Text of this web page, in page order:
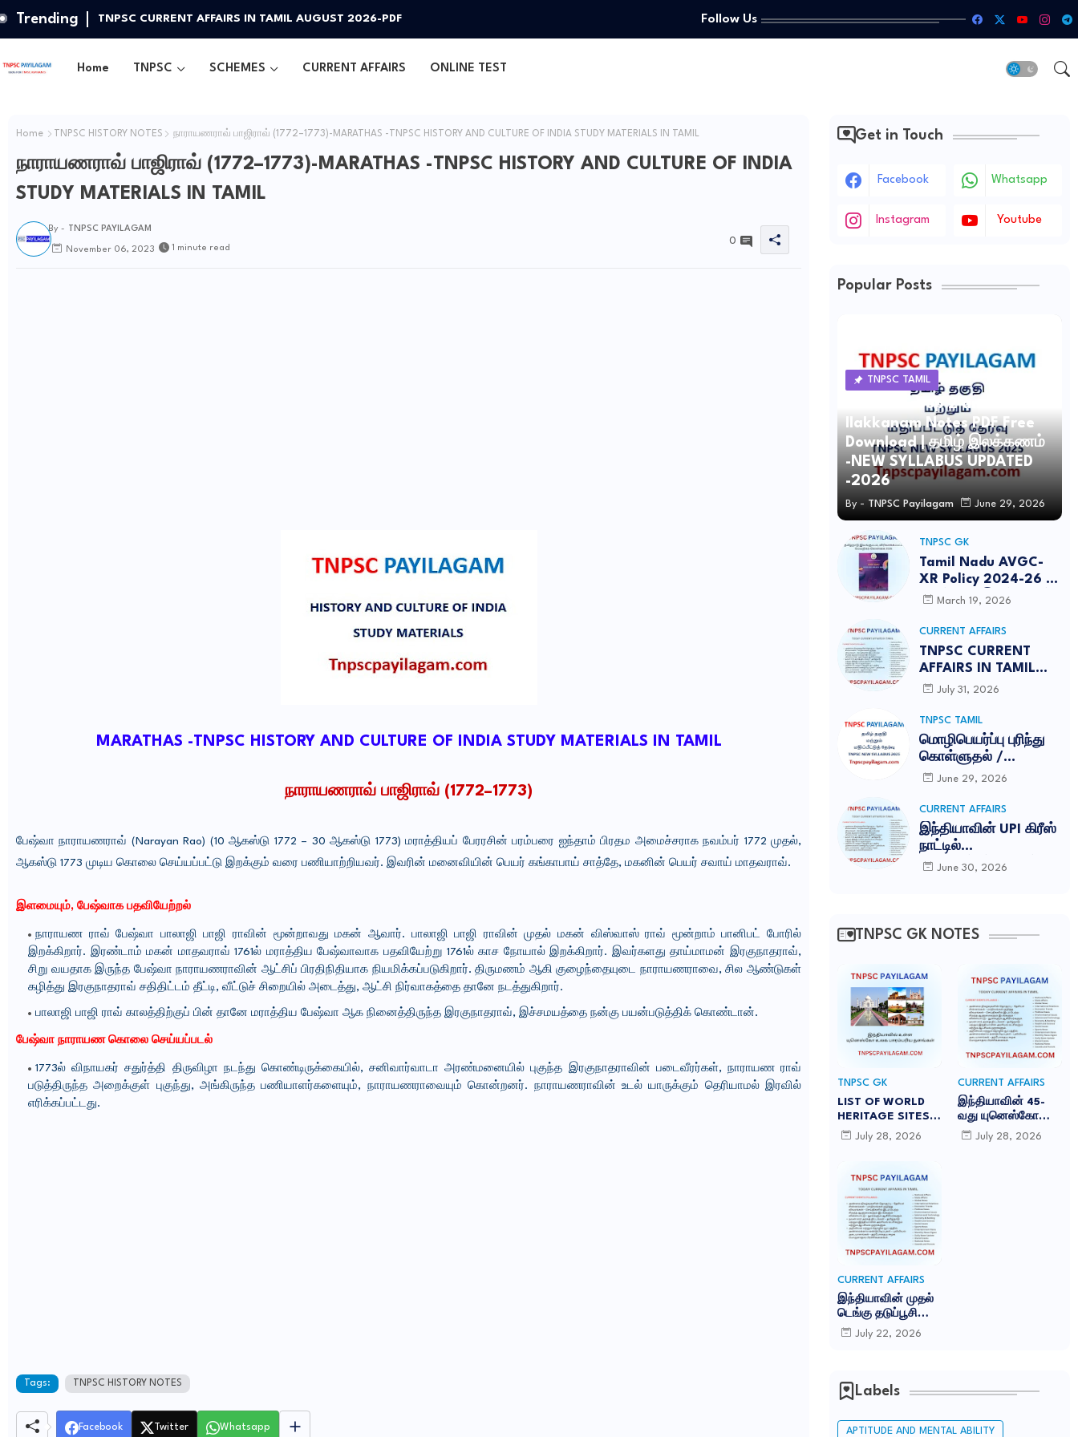
Trending TNPSC CURRENT AFFAIRS IN TAMIL AUGUST 2026-PDF Follow Us
Home TNPSC SCHEMES CURRENT AFFAIRS ONLINE TEST
Home TNPSC HISTORY NOTES நாராயணராவ் பாஜிராவ் (1772–1773)-MARATHAS -TNPSC HISTORY AND CULTURE OF INDIA STUDY MATERIALS IN TAMIL
நாராயணராவ் பாஜிராவ் (1772–1773)-MARATHAS -TNPSC HISTORY AND CULTURE OF INDIA
STUDY MATERIALS IN TAMIL
By - TNPSC PAYILAGAM
November 06, 2023 1 minute read
0
MARATHAS -TNPSC HISTORY AND CULTURE OF INDIA STUDY MATERIALS IN TAMIL
நாராயணராவ் பாஜிராவ் (1772–1773)
பேஷ்வா நாராயணராவ் (Narayan Rao) (10 ஆகஸ்டு 1772 – 30 ஆகஸ்டு 1773) மராத்தியப் பேரரசின் பரம்பரை ஐந்தாம் பிரதம அமைச்சராக நவம்பர் 1772 முதல்,
ஆகஸ்டு 1773 முடிய கொலை செய்யப்பட்டு இறக்கும் வரை பணியாற்றியவர். இவரின் மனைவியின் பெயர் கங்காபாய் சாத்தே, மகனின் பெயர் சவாய் மாதவராவ்.
இளமையும், பேஷ்வாக பதவியேற்றல்
நாராயண ராவ் பேஷ்வா பாலாஜி பாஜி ராவின் மூன்றாவது மகன் ஆவார். பாலாஜி பாஜி ராவின் முதல் மகன் விஸ்வாஸ் ராவ் மூன்றாம் பானிபட் போரில்
இறக்கிறார். இரண்டாம் மகன் மாதவராவ் 1761ல் மராத்திய பேஷ்வாவாக பதவியேற்று 1761ல் காச நோயால் இறக்கிறார். இவர்களது தாய்மாமன் இரகுநாதராவ்,
சிறு வயதாக இருந்த பேஷ்வா நாராயணராவின் ஆட்சிப் பிரதிநிதியாக நியமிக்கப்படுகிறார். திருமணம் ஆகி குழைந்தையுடை நாராயணராவை, சில ஆண்டுகள்
கழித்து இரகுநாதராவ் சதிதிட்டம் தீட்டி, வீட்டுச் சிறையில் அடைத்து, ஆட்சி நிர்வாகத்தை தானே நடத்துகிறார்.
பாலாஜி பாஜி ராவ் காலத்திற்குப் பின் தானே மராத்திய பேஷ்வா ஆக நினைத்திருந்த இரகுநாதராவ், இச்சமயத்தை நன்கு பயன்படுத்திக் கொண்டான்.
பேஷ்வா நாராயண கொலை செய்யப்படல்
1773ல் விநாயகர் சதுர்த்தி திருவிழா நடந்து கொண்டிருக்கையில், சனிவார்வாடா அரண்மனையில் புகுந்த இரகுநாதராவின் படைவீரர்கள், நாராயண ராவ்
படுத்திருந்த அறைக்குள் புகுந்து, அங்கிருந்த பணியாளர்களையும், நாராயணராவையும் கொன்றனர். நாராயணராவின் உடல் யாருக்கும் தெரியாமல் இரவில்
எரிக்கப்பட்டது.
Tags: TNPSC HISTORY NOTES
Facebook Twitter Whatsapp
Get in Touch
Facebook Whatsapp
Instagram Youtube
Popular Posts
TNPSC TAMIL
TNPSC Group 2 and 4 Tamil
Ilakkanam Notes PDF Free
Download | தமிழ் இலக்கணம்
-NEW SYLLABUS UPDATED
-2026
By - TNPSC Payilagam June 29, 2026
TNPSC GK
Tamil Nadu AVGC-
XR Policy 2024-26 /
தமிழ்நாடு இயங்குபடம்,
மெய்நிகர் கொள்கை
2026
March 19, 2026
CURRENT AFFAIRS
TNPSC CURRENT
AFFAIRS IN TAMIL
JULY 2026-PDF
July 31, 2026
TNPSC TAMIL
மொழிபெயர்ப்பு புரிந்து
கொள்ளுதல் /
MOZHIPEYARPPU
NOTES
June 29, 2026
CURRENT AFFAIRS
இந்தியாவின் UPI கிரீஸ்
நாட்டில்
அதிகாரப்பூர்வமாகத்
JUNE 2026
June 30, 2026
TNPSC GK NOTES
TNPSC GK
LIST OF WORLD
HERITAGE SITES
IN INDIA
-இந்தியாவில் உள்ள
பாரம்பரிய தளங்கள்:
July 28, 2026
CURRENT AFFAIRS
இந்தியாவின் 45-
வது யுனெஸ்கோ
உலகப் பாரம்பரியக்
களம் சாரநாத்:
July 28, 2026
CURRENT AFFAIRS
இந்தியாவின் முதல்
டெங்கு தடுப்பூசி
'கியூடெங்கா'
(Qdenga): TNPSC
2026
July 22, 2026
Labels
APTITUDE AND MENTAL ABILITY